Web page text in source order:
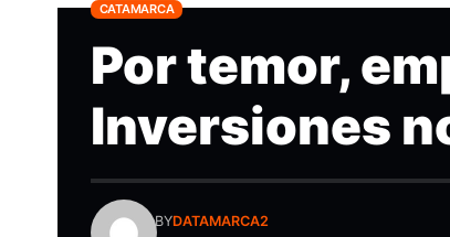
CATAMARCA
Por temor,
Inversiones
BYDATAMARCA2